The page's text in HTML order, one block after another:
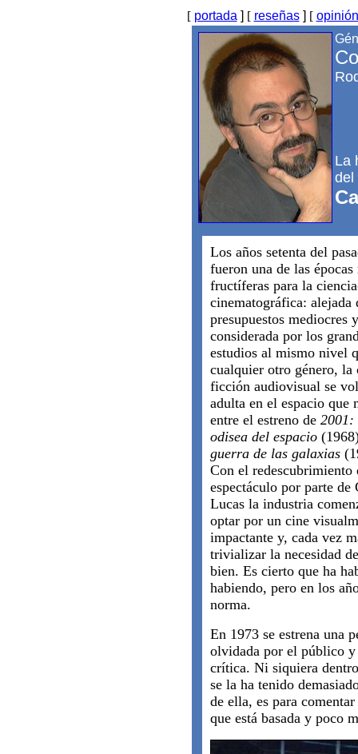
[ portada ] [ reseñas] [ opinión
La
del
Los años setenta del
fueron una de las épocas
fructíferas para la
cinematográfica: alejada
presupuestos mediocres y
considerada por los
estudios al mismo nivel
cualquier otro género, la
ficción audiovisual se
adulta en el espacio que
entre el estreno de 2001:
odisea del espacio
guerra de las galaxias
Con el redescubrimiento
espectáculo por parte de
Lucas la industria
optar por un cine
impactante y, cada vez
trivializar la necesidad
bien. Es cierto que ha
habiendo, pero en los
norma.
En 1973 se estrena una
olvidada por el público y
crítica. Ni siquiera
se la ha tenido
de ella, es para
que está basada y poco